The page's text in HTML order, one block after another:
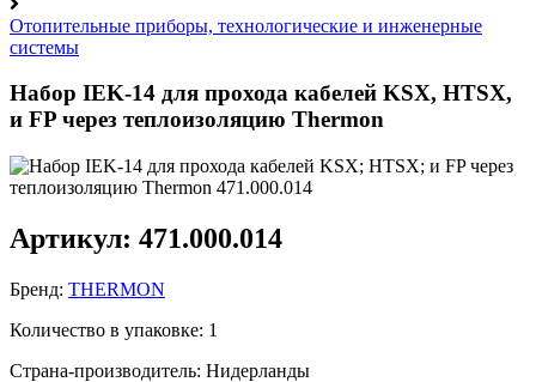
Отопительные приборы, технологические и инженерные
системы
Набор IEK-14 для прохода кабелей KSX, HTSX,
и FP через теплоизоляцию Thermon
Артикул: 471.000.014
Бренд: THERMON
Количество в упаковке: 1
Страна-производитель: Нидерланды